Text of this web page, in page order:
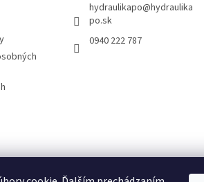
hydraulikapo@hydraulika
po.sk
0940 222 787